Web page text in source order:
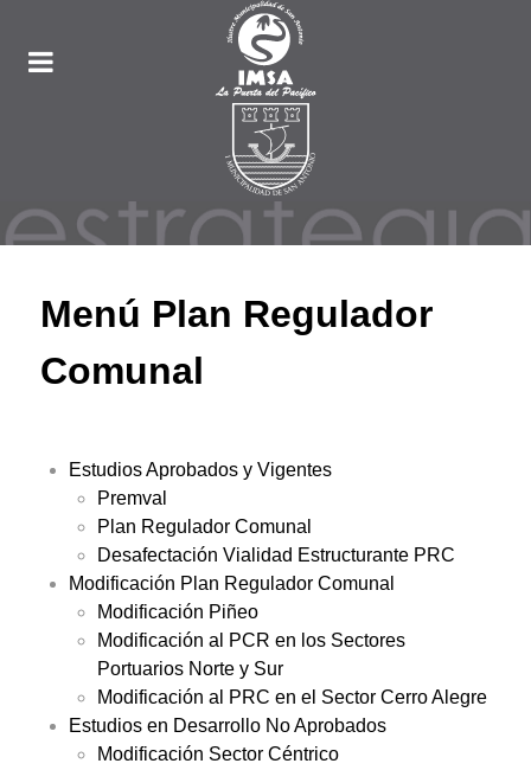
Menú Plan Regulador
Comunal
Estudios Aprobados y Vigentes
Premval
Plan Regulador Comunal
Desafectación Vialidad Estructurante PRC
Modificación Plan Regulador Comunal
Modificación Piñeo
Modificación al PCR en los Sectores
Portuarios Norte y Sur
Modificación al PRC en el Sector Cerro Alegre
Estudios en Desarrollo No Aprobados
Modificación Sector Céntrico